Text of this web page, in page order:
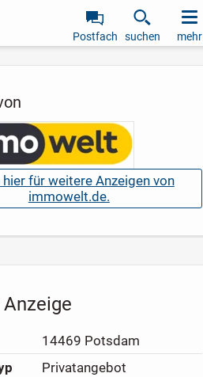
Postfach suchen mehr
hier für weitere Anzeigen von
immowelt.de.
14469 Potsdam
Privatangebot